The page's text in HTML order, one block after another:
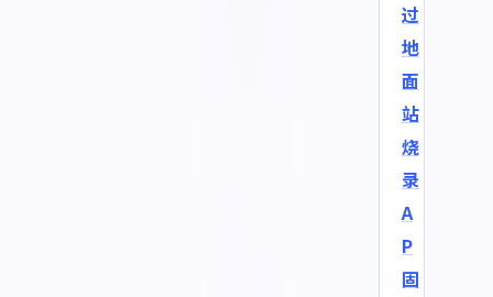
过
地
面
站
烧
录
A
P
固